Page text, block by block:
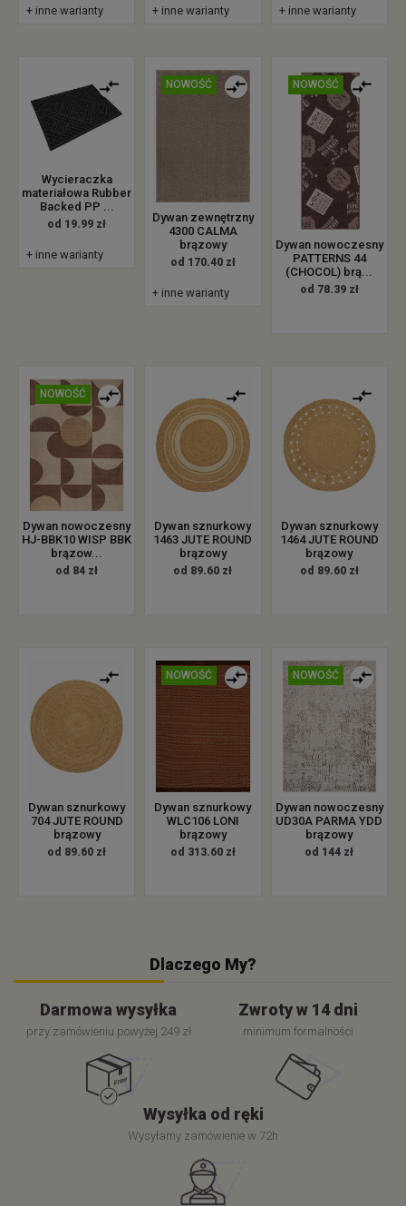
+ inne warianty + inne warianty + inne warianty
Wycieraczka
materiałowa Rubber
Backed PP ...
od 19.99 zł
+ inne warianty
NOWOŚĆ
Dywan zewnętrzny
4300 CALMA
brązowy
od 170.40 zł
+ inne warianty
NOWOŚĆ
Dywan nowoczesny
PATTERNS 44
(CHOCOL) brą...
od 78.39 zł
NOWOŚĆ
Dywan nowoczesny
HJ-BBK10 WISP BBK
brązow...
od 84 zł
Dywan sznurkowy
1463 JUTE ROUND
brązowy
od 89.60 zł
Dywan sznurkowy
1464 JUTE ROUND
brązowy
od 89.60 zł
Dywan sznurkowy
704 JUTE ROUND
brązowy
od 89.60 zł
NOWOŚĆ
Dywan sznurkowy
WLC106 LONI
brązowy
od 313.60 zł
NOWOŚĆ
Dywan nowoczesny
UD30A PARMA YDD
brązowy
od 144 zł
Dlaczego My?
Darmowa wysyłka
przy zamówieniu powyżej 249 zł
Zwroty w 14 dni
minimum formalności
Wysyłka od ręki
Wysyłamy zamówienie w 72h